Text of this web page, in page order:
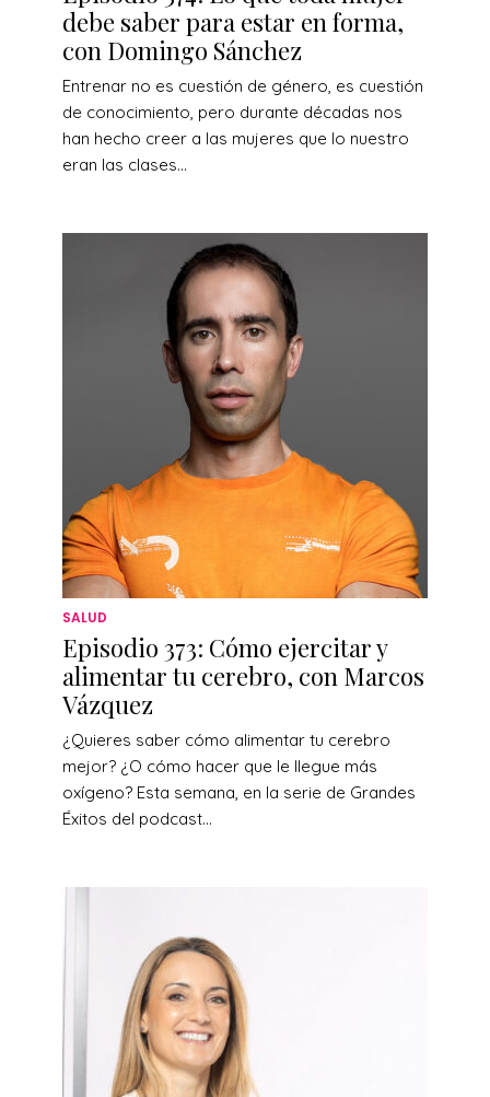
debe saber para estar en forma,
con Domingo Sánchez
Entrenar no es cuestión de género, es cuestión
de conocimiento, pero durante décadas nos
han hecho creer a las mujeres que lo nuestro
eran las clases...
SALUD
Episodio 373: Cómo ejercitar y
alimentar tu cerebro, con Marcos
Vázquez
¿Quieres saber cómo alimentar tu cerebro
mejor? ¿O cómo hacer que le llegue más
oxígeno? Esta semana, en la serie de Grandes
Éxitos del podcast...